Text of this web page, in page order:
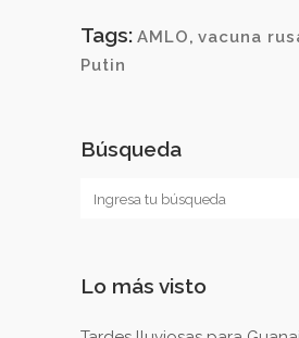
Tags: AMLO, vacuna
Putin
Búsqueda
Lo más visto